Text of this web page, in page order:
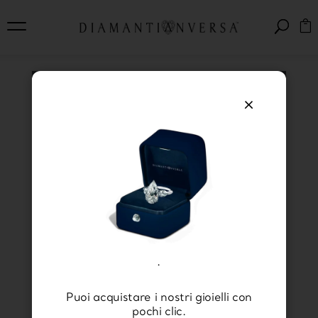
Il tuo amore, incastonato
in un anello: scopri i
nostri solitari con
diamanti
Puoi acquistare i nostri gioielli con
pochi clic.
×
.